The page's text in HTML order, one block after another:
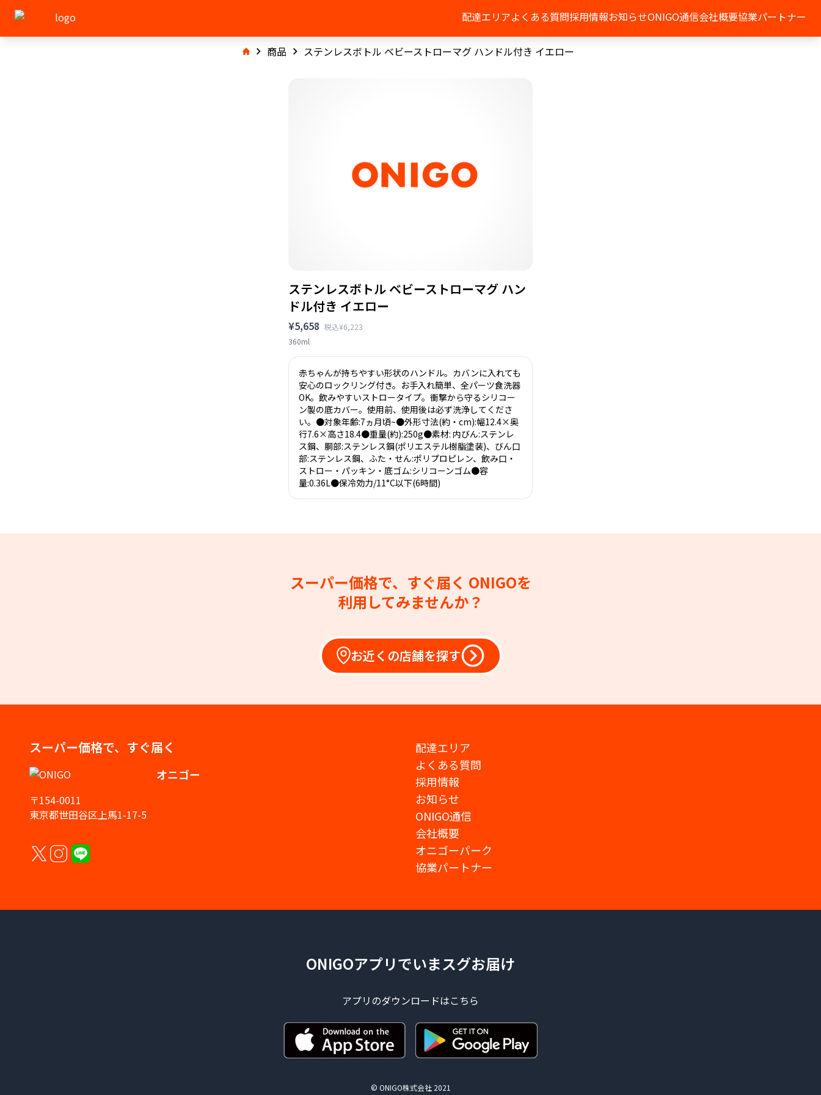
配達エリアよくある質問採用情報お知らせONIGO通信会社概要協業パートナー
商品 ステンレスボトル ベビーストローマグ ハンドル付き イエロー
ステンレスボトル ベビーストローマグ ハン
ドル付き イエロー
¥5,658 税込¥6,223
360ml
赤ちゃんが持ちやすい形状のハンドル。カバンに入れても
安心のロックリング付き。お手入れ簡単、全パーツ食洗器
OK。飲みやすいストロータイプ。衝撃から守るシリコー
ン製の底カバー。使用前、使用後は必ず洗浄してくださ
い。●対象年齢:7ヵ月頃~●外形寸法(約・cm):幅12.4×奥
行7.6×高さ18.4●重量(約):250g●素材: 内びん:ステンレ
ス鋼、胴部:ステンレス鋼(ポリエステル樹脂塗装)、びん口
部:ステンレス鋼、ふた・せん:ポリプロピレン、飲み口・
ストロー・パッキン・底ゴム:シリコーンゴム●容
量:0.36L●保冷効力/11°C以下(6時間)
スーパー価格で、すぐ届く ONIGOを
利用してみませんか？
お近くの店舗を探す
スーパー価格で、すぐ届く
オニゴー
〒154-0011
東京都世田谷区上馬1-17-5
配達エリア
よくある質問
採用情報
お知らせ
ONIGO通信
会社概要
オニゴーパーク
協業パートナー
ONIGOアプリでいまスグお届け
アプリのダウンロードはこちら
© ONIGO株式会社 2021